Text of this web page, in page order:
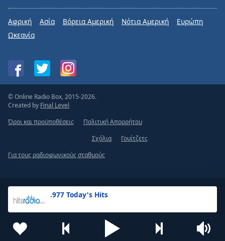
.977 Today's Hits
Αφρική Ασία Βόρεια Αμερική Νότια Αμερική
Ευρώπη
Ωκεανία
© Online Radio Box, 2015-2026.
Created by Final Level
Όροι και προϋποθέσεις
Πολιτική Απορρήτου
Σχόλια
Γουίτζετς
Για τους ραδιοφωνικούς σταθμούς